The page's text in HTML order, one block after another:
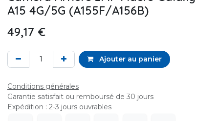
A15 4G/5G (A155F/A156B)
49,17 €
Ajouter au panier
Conditions générales
Garantie satisfait ou remboursé de 30 jours
Expédition : 2-3 jours ouvrables